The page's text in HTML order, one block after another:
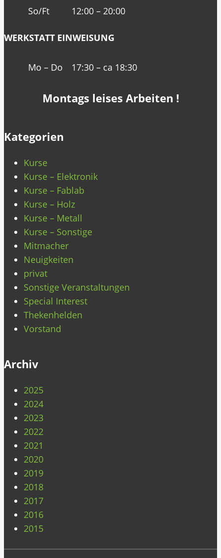
So/Ft 12:00 – 20:00
WERKSTATT EINWEISUNG
Mo – Do 17:30 – ca 18:30
Montags leises Arbeiten !
Kategorien
Kurse
Kurse – Elektronik
Kurse – Fablab
Kurse – Holz
Kurse – Metall
Kurse – Sonstige
Mitmacher
Neuigkeiten
privat
Sonstige Veranstaltungen
Special Interest
Thekenhelden
Vorstand
Archiv
2025
2024
2023
2022
2021
2020
2019
2018
2017
2016
2015